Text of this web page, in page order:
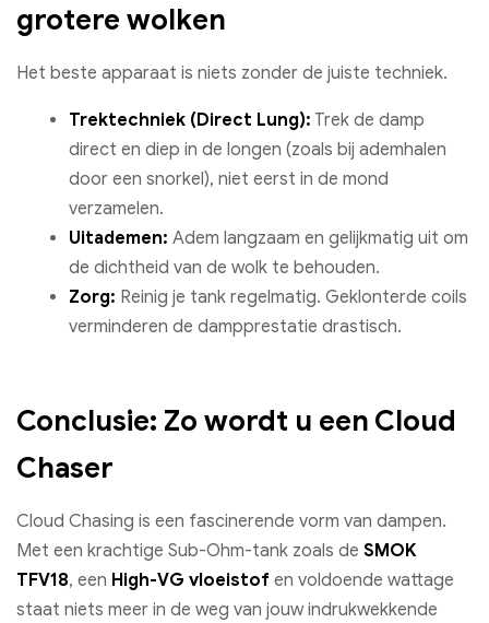
grotere wolken
Het beste apparaat is niets zonder de juiste techniek.
Trektechniek (Direct Lung): Trek de damp
direct en diep in de longen (zoals bij ademhalen
door een snorkel), niet eerst in de mond
verzamelen.
Uitademen: Adem langzaam en gelijkmatig uit om
de dichtheid van de wolk te behouden.
Zorg: Reinig je tank regelmatig. Geklonterde coils
verminderen de dampprestatie drastisch.
Conclusie: Zo wordt u een Cloud
Chaser
Cloud Chasing is een fascinerende vorm van dampen.
Met een krachtige Sub-Ohm-tank zoals de SMOK
TFV18, een High-VG vloeistof en voldoende wattage
staat niets meer in de weg van jouw indrukwekkende